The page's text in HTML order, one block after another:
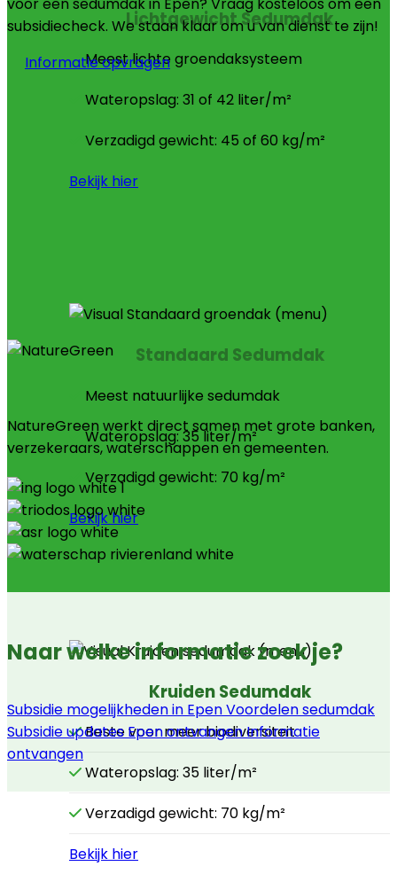
Lichtgewicht Sedumdak
Meest lichte groendaksysteem
Wateropslag: 31 of 42 liter/m²
Verzadigd gewicht: 45 of 60 kg/m²
Bekijk hier
Standaard Sedumdak
Meest natuurlijke sedumdak
Wateropslag: 35 liter/m²
Verzadigd gewicht: 70 kg/m²
Bekijk hier
Kruiden Sedumdak
Beste voor meer biodiversiteit
Wateropslag: 35 liter/m²
Verzadigd gewicht: 70 kg/m²
Bekijk hier
voor een sedumdak in Epen? Vraag kosteloos om een
subsidiecheck. We staan klaar om u van dienst te zijn!
Informatie opvragen
NatureGreen werkt direct samen met grote banken,
verzekeraars, waterschappen en gemeenten.
Naar welke informatie zoek je?
Subsidie mogelijkheden in EpenVoordelen sedumdak
Subsidie updates Epen ontvangenInformatie
ontvangen